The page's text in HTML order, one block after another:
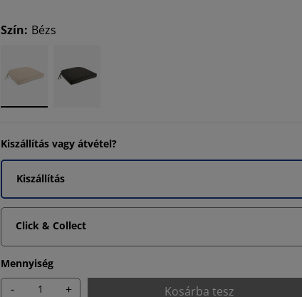
Szín: Bézs
Kiszállítás vagy átvétel?
Kiszállítás
Click & Collect
Mennyiség
- + Kosárba tesz